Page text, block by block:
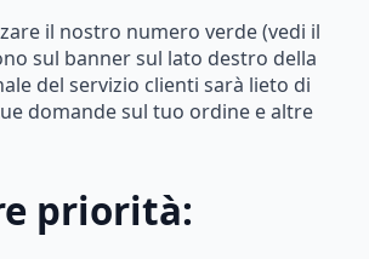
il nostro numero verde (vedi il
sul banner sul lato destro della
del servizio clienti sarà lieto di
domande sul tuo ordine e altre
priorità: